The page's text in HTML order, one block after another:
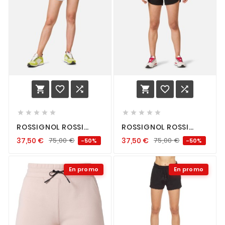
  
    
ROSSIGNOL ROSSI
SHORT FEMME WHITE
37,50 € 75,00€ -50%
  
    
ROSSIGNOL ROSSI
SHORT FEMME BLACK
37,50 € 75,00€ -50%
En promo En promo